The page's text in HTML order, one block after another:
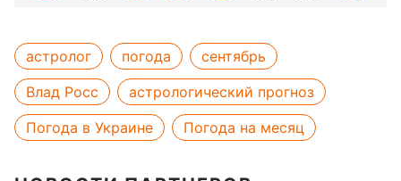
астролог погода
сентябрь
Влад Росс
астрологический прогноз
Погода в Украине
Погода на месяц